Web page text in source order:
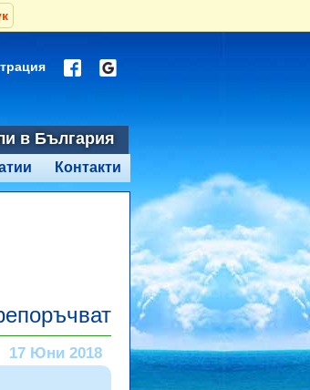
в България
Контакти
17 Юни 2018